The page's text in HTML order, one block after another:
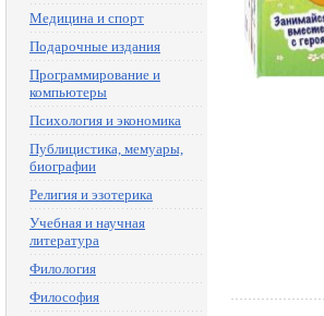
Медицина и спорт
Подарочные издания
Программирование и
компьютеры
Психология и экономика
Публицистика, мемуары,
биографии
Религия и эзотерика
Учебная и научная
литература
Филология
Философия